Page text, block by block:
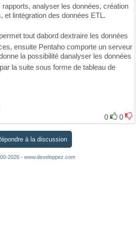
analyser les données, création
lintégration des données ETL.
tout dabord dextraire les données
ensuite Pentaho comporte un serveur
la possibilité danalyser les données
la suite sous forme de tableau de
0
0
à la discussion
2026 - www.developpez.com